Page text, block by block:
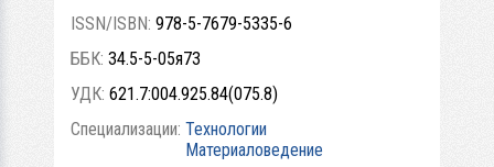
ISSN/ISBN: 978-5-7679-5335-6
ББК: 34.5-5-05я73
УДК: 621.7:004.925.84(075.8)
Специализации: Технологии
Материаловедение